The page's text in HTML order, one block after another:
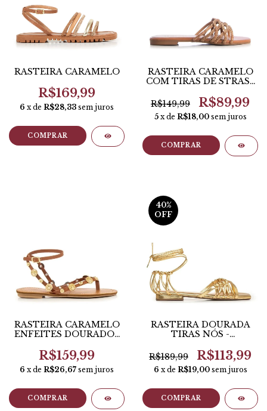
RASTEIRA CARAMELO
R$169,99
6 x de R$28,33 sem juros
COMPRAR
RASTEIRA CARAMELO
COM TIRAS DE STRASS
CONSTANCE
R$149,99 R$89,99
5 x de R$18,00 sem juros
COMPRAR
RASTEIRA CARAMELO
ENFEITES DOURADOS
R$159,99
6 x de R$26,67 sem juros
COMPRAR
40%
OFF
RASTEIRA DOURADA
TIRAS NÓS -
R$189,99
R$113,99
6 x de R$19,00 sem juros
COMPRAR